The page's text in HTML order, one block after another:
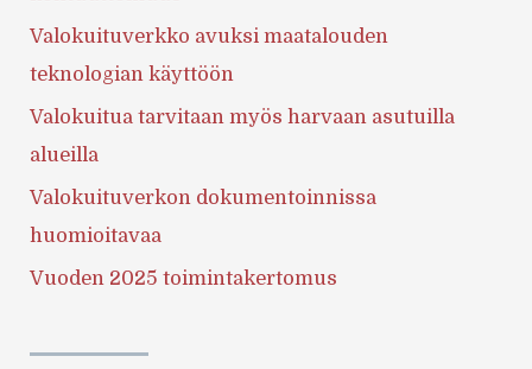
Valokuituverkko avuksi maatalouden
teknologian käyttöön
Valokuitua tarvitaan myös harvaan asutuilla
alueilla
Valokuituverkon dokumentoinnissa
huomioitavaa
Vuoden 2025 toimintakertomus